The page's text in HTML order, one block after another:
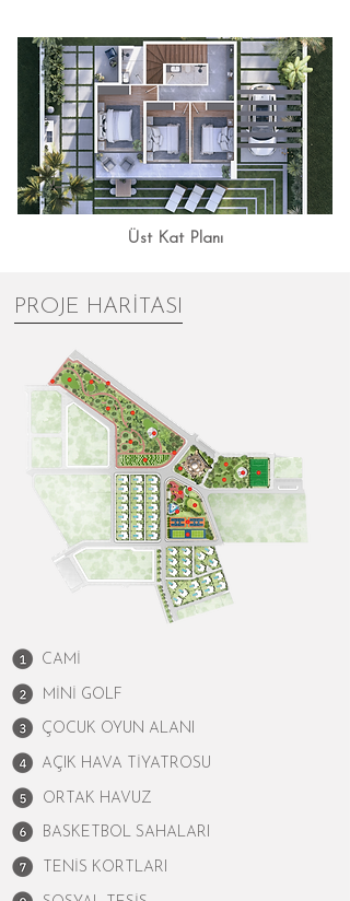
Üst Kat Planı
PROJE HARİTASI
CAMİ
MİNİ GOLF
ÇOCUK OYUN ALANI
AÇIK HAVA TİYATROSU
ORTAK HAVUZ
BASKETBOL SAHALARI
TENİS KORTLARI